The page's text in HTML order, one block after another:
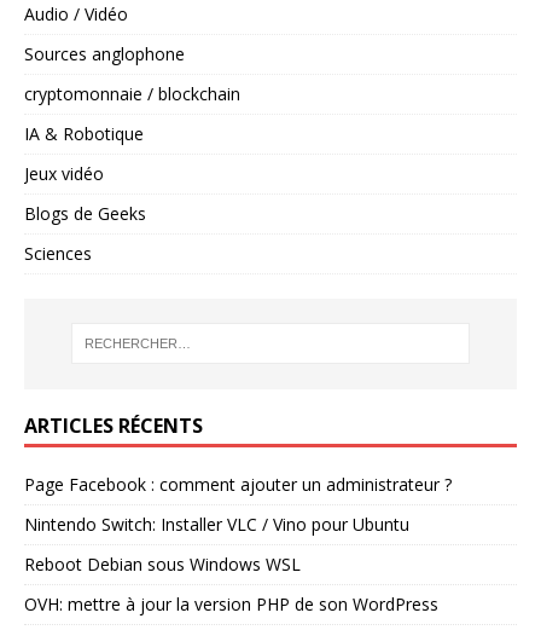
Audio / Vidéo
Sources anglophone
cryptomonnaie / blockchain
IA & Robotique
Jeux vidéo
Blogs de Geeks
Sciences
ARTICLES RÉCENTS
Page Facebook : comment ajouter un administrateur ?
Nintendo Switch: Installer VLC / Vino pour Ubuntu
Reboot Debian sous Windows WSL
OVH: mettre à jour la version PHP de son WordPress